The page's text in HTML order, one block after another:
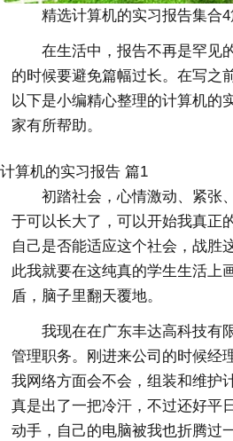
精选计算机的实习报告集合4
在生活中，报告不再是罕见
的时候要避免篇幅过长。在写之
以下是小编精心整理的计算机的
家有所帮助。
计算机的实习报告 篇1
初踏社会，心情激动、紧张
于可以长大了，可以开始我真正
自己是否能适应这个社会，战胜
此我就要在这纯真的学生生活上
盾，脑子里翻天覆地。
我现在在广东丰达高科技有
管理职务。刚进来公司的时候经
我网络方面会不会，组装和维护
真是出了一把冷汗，不过还好平
动手，自己的电脑被我也折腾过